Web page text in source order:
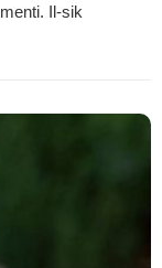
Il-sik